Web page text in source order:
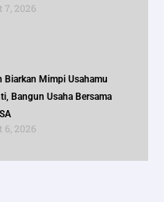
7, 2026
Biarkan Mimpi Usahamu
Bangun Usaha Bersama
6, 2026